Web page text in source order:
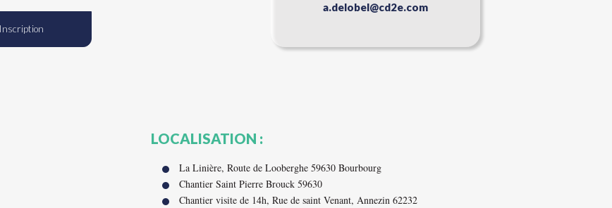
Inscription
a.delobel@cd2e.com
LOCALISATION :
La Linière, Route de Looberghe 59630 Bourbourg
Chantier Saint Pierre Brouck 59630
Chantier visite de 14h, Rue de saint Venant, Annezin 62232